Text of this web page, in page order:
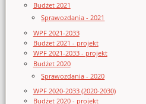
Budżet 2021
Sprawozdania - 2021
WPF 2021-2033
Budżet 2021 - projekt
WPF 2021-2033 - projekt
Budżet 2020
Sprawozdania - 2020
WPF 2020-2033 (2020-2030)
Budżet 2020 - projekt